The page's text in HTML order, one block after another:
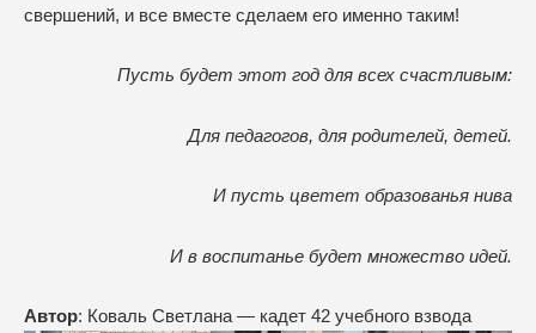
свершений, и все вместе сделаем его именно таким!
Пусть будет этот год для всех счастливым:
Для педагогов, для родителей, детей.
И пусть цветет образованья нива
И в воспитанье будет множество идей.
Автор: Коваль Светлана — кадет 42 учебного взвода